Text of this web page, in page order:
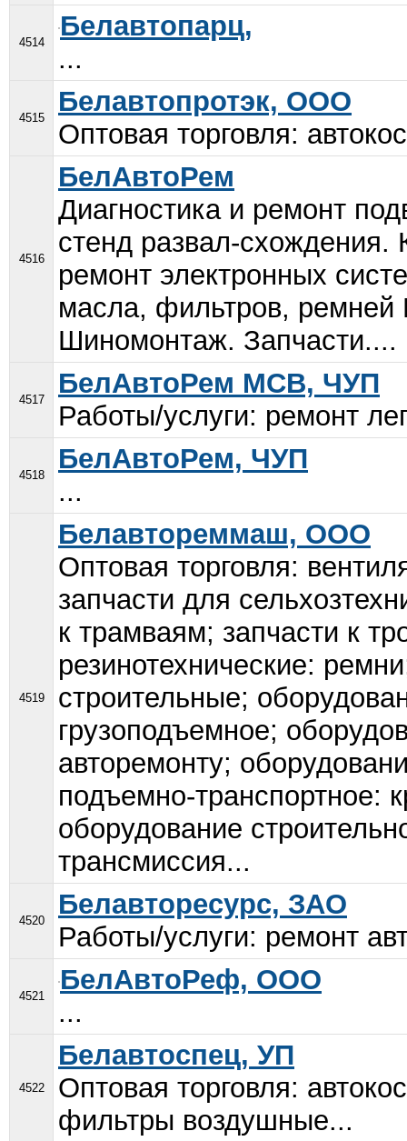
4514
Белавтопарц,
...
4515
Белавтопротэк, ООО
Оптовая торговля:
4516
БелАвтоРем
Диагностика и ремонт
стенд развал-схождения.
ремонт электронных
масла, фильтров,
Шиномонтаж. Запчасти....
4517
БелАвтоРем МСВ, ЧУП
Работы/услуги: ремонт
4518
БелАвтоРем, ЧУП
...
4519
Белавтореммаш, ООО
Оптовая торговля:
запчасти для
к трамваям; запчасти к
резинотехнические:
строительные;
грузоподъемное;
авторемонту;
подъемно-транспортное:
оборудование
трансмиссия...
4520
Белавторесурс, ЗАО
Работы/услуги: ремонт
4521
БелАвтоРеф, ООО
...
4522
Белавтоспец, УП
Оптовая торговля:
фильтры воздушные...